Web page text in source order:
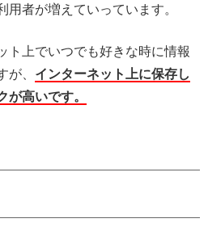
者が増えていっています。
ト上でいつでも好きな時に情報
が、 インターネット上に保存し
が高いです。